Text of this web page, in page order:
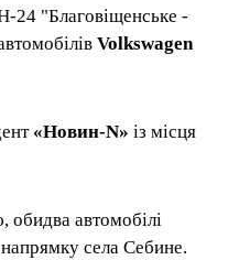
24 "Благовіщенське -
Volkswagen
«Новин-N» із місця
автомобілі
села Себине.